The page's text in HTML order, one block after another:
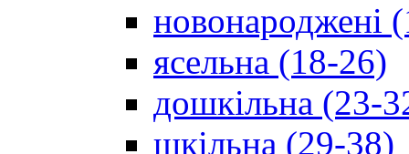
новонароджені
ясельна (18-26)
дошкільна (23-
шкільна (29-38)